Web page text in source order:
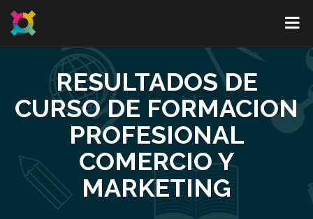
RESULTADOS DE
CURSO DE FORMACION
PROFESIONAL
COMERCIO Y
MARKETING